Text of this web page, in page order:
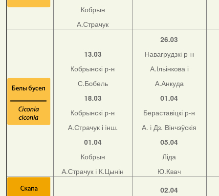
Кобрын
А.Страчук
13.03
Кобрынскі р-н
С.Бобель
18.03
Кобрынскі р-н
А.Страчук і інш.
01.04
Кобрын
А.Страчук і К.Цынін
26.03
Навагрудзкі р-н
А.Ільінкова і
А.Анкуда
01.04
Бераставіцкі р-н
А. і Дз. Вінчэўскія
05.04
Ліда
Ю.Квач
02.04